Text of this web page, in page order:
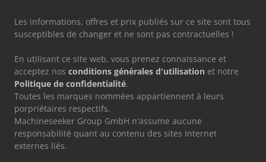
Les informations, offres et prix publiés sur ce site sont tous
susceptibles de changer et ne sont pas contractuelles !
En utilisant ce site web, vous prenez connaissance et
acceptez nos conditions générales d'utilisation et notre
Politique de confidentialité.
Toutes les marques nommées appartiennent à leurs
porpriétaires respectifs.
Machineseeker Group GmbH n'assume aucune
responsabilité quant au contenu des sites Internet
externes liés.